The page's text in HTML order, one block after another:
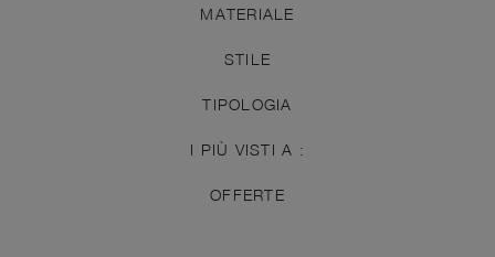
MATERIALE
STILE
TIPOLOGIA
I PIÙ VISTI A :
OFFERTE